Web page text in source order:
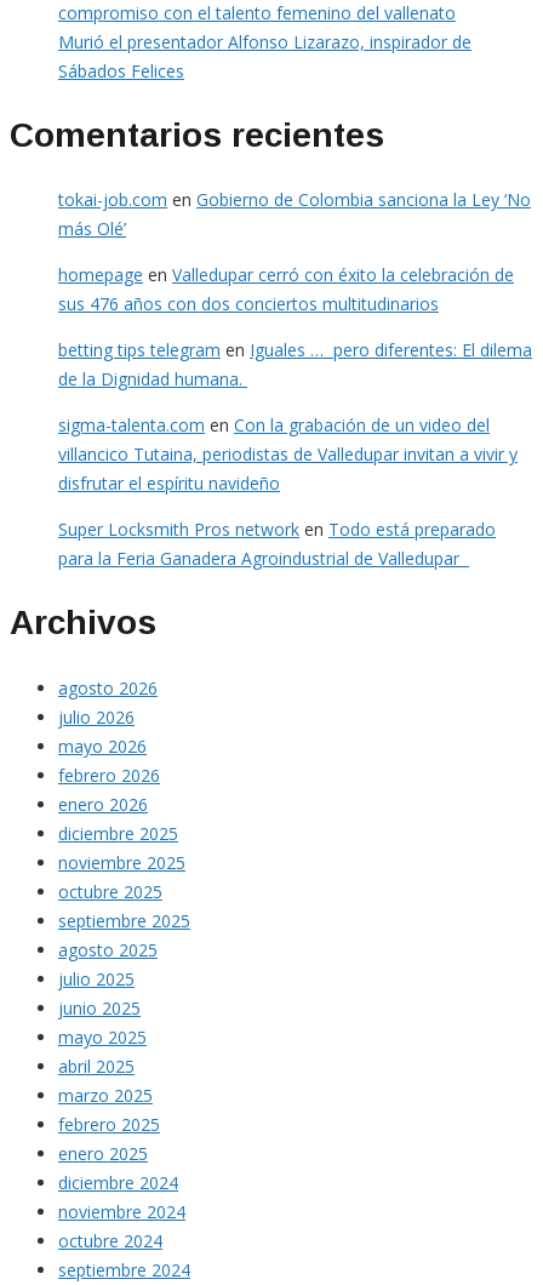
compromiso con el talento femenino del vallenato
Murió el presentador Alfonso Lizarazo, inspirador de
Sábados Felices
Comentarios recientes
tokai-job.com en Gobierno de Colombia sanciona la Ley ‘No
más Olé’
homepage en Valledupar cerró con éxito la celebración de
sus 476 años con dos conciertos multitudinarios
betting tips telegram en Iguales … pero diferentes: El dilema
de la Dignidad humana.
sigma-talenta.com en Con la grabación de un video del
villancico Tutaina, periodistas de Valledupar invitan a vivir y
disfrutar el espíritu navideño
Super Locksmith Pros network en Todo está preparado
para la Feria Ganadera Agroindustrial de Valledupar
Archivos
agosto 2026
julio 2026
mayo 2026
febrero 2026
enero 2026
diciembre 2025
noviembre 2025
octubre 2025
septiembre 2025
agosto 2025
julio 2025
junio 2025
mayo 2025
abril 2025
marzo 2025
febrero 2025
enero 2025
diciembre 2024
noviembre 2024
octubre 2024
septiembre 2024